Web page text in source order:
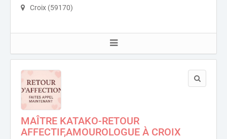
Croix (59170)
MAÎTRE KATAKO-RETOUR
AFFECTIF,AMOUROLOGUE À CROIX